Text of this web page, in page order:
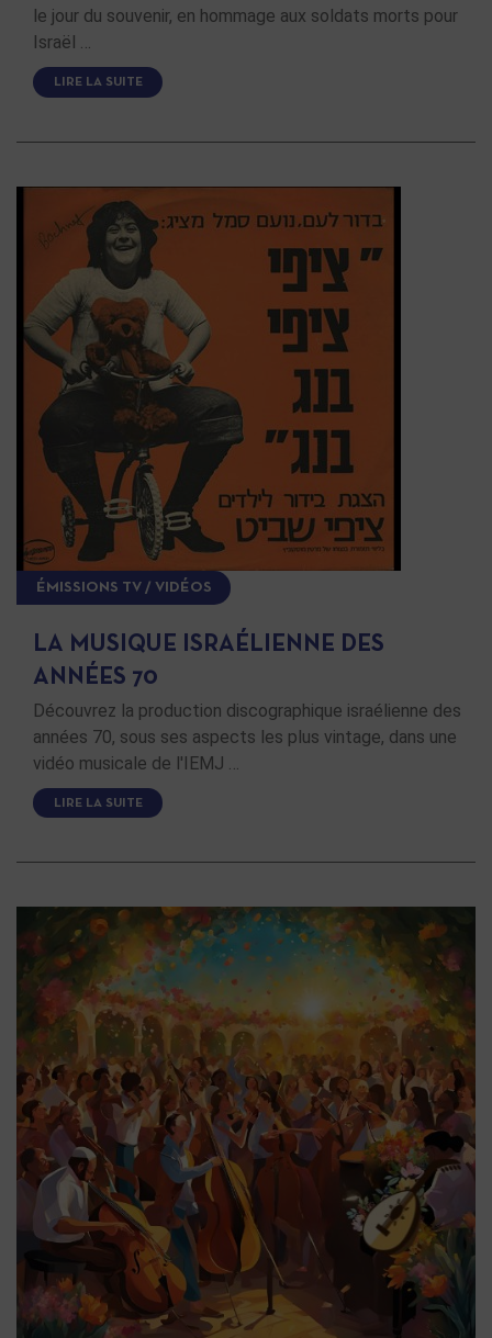
le jour du souvenir, en hommage aux soldats morts pour
Israël …
LIRE LA SUITE
ÉMISSIONS TV / VIDÉOS
LA MUSIQUE ISRAÉLIENNE DES
ANNÉES 70
Découvrez la production discographique israélienne des
années 70, sous ses aspects les plus vintage, dans une
vidéo musicale de l'IEMJ …
LIRE LA SUITE